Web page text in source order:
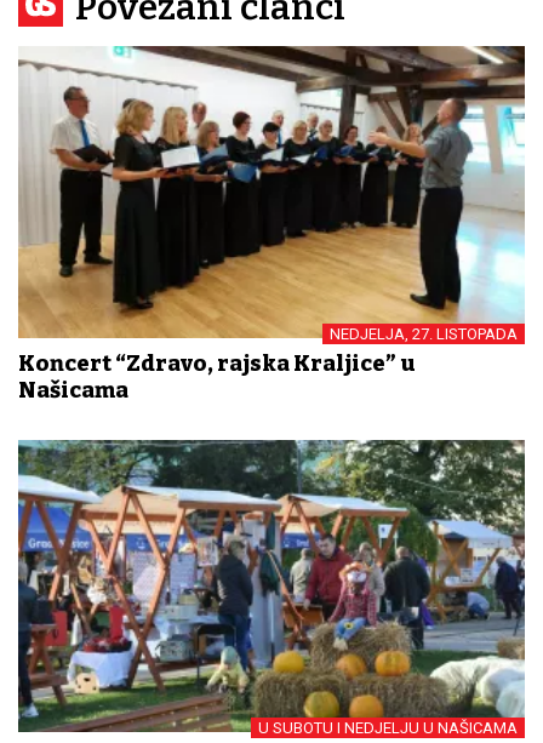
NEDJELJA, 27. LISTOPADA
Koncert “Zdravo, rajska Kraljice” u
Našicama
U SUBOTU I NEDJELJU U NAŠICAMA